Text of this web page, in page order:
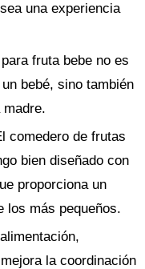
una experiencia
fruta bebe no es
bebé, sino también
madre.
comedero de frutas
bien diseñado con
proporciona un
los más pequeños.
la coordinación